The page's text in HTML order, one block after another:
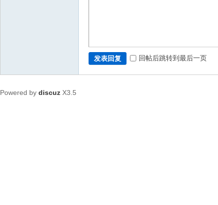
发表回复 回帖后跳转到最后一页
Powered by discuz X3.5